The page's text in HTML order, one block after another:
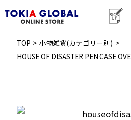
TOP > 小物雑貨(カテゴリー別) >
HOUSE OF DISASTER PEN CASE